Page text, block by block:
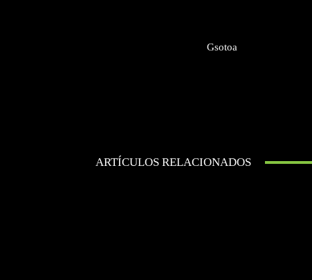
Gsotoa
ARTÍCULOS RELACIONADOS